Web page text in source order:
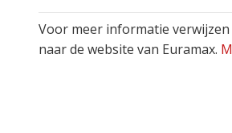
Voor meer informatie
naar de website van Euramax.